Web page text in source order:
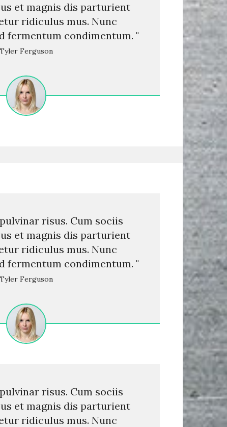
et magnis dis parturient
ridiculus mus. Nunc
fermentum condimentum. "
Tyler Ferguson
risus. Cum sociis
et magnis dis parturient
ridiculus mus. Nunc
fermentum condimentum. "
Tyler Ferguson
risus. Cum sociis
et magnis dis parturient
ridiculus mus. Nunc